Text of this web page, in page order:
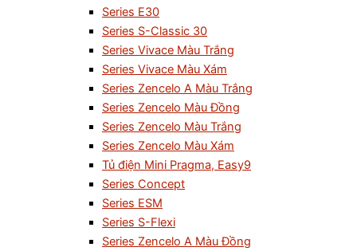
Series E30
Series S-Classic 30
Series Vivace Màu Trắng
Series Vivace Màu Xám
Series Zencelo A Màu Trắng
Series Zencelo Màu Đồng
Series Zencelo Màu Trắng
Series Zencelo Màu Xám
Tủ điện Mini Pragma, Easy9
Series Concept
Series ESM
Series S-Flexi
Series Zencelo A Màu Đồng